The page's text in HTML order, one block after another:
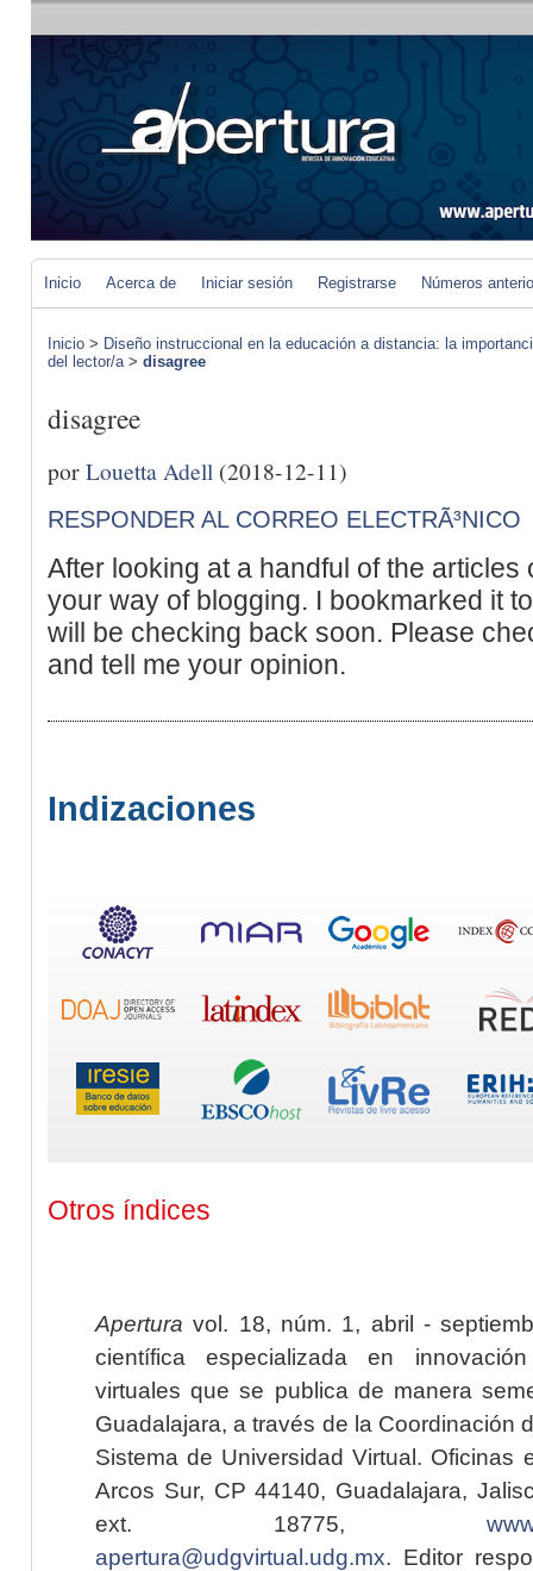
Inicio Acerca de Iniciar sesión Registrarse Números
Inicio > Diseño instruccional en la educación a distancia: la
del lector/a> disagree
disagree
porLouetta Adell (2018-12-11)
RESPONDER AL CORREO ELECTRÃ³NICO
After looking at a handful of the
your way of blogging. I bookmarked it
will be checking back soon. Please
and tell me your opinion.
Indizaciones
Otros índices
Apertura vol. 18, núm. 1, abril -
científica especializada en
virtuales que se publica de manera
Guadalajara, a través de la Coordinación
Sistema de Universidad Virtual. Oficinas
Arcos Sur, CP 44140, Guadalajara,
ext. 18775,
apertura@udgvirtual.udg.mx. Editor